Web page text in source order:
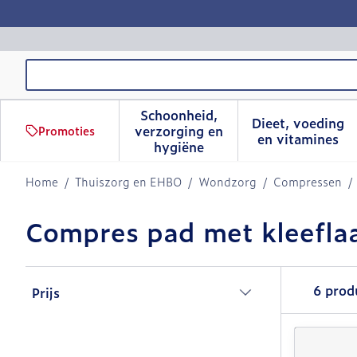
Promoties
Schoonheid,
verzorging en
hygiëne
Toon submenu voor
Dieet, voeding
en vitamines
Toon
Home / Thuiszorg en EHBO / Wondzorg / Compressen /
Compres pad met
Prijs
6